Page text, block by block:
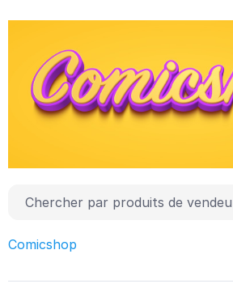
Comicshop